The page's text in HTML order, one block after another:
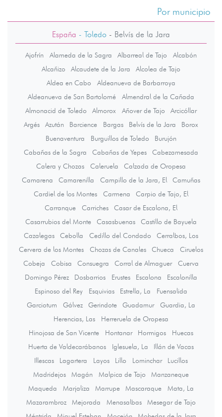
Por municipio
España - Toledo - Belvís de la Jara
Ajofrín Alameda de la Sagra Albarreal de Tajo
Alcabón
Alcañizo
Alcaudete de la Jara
Alcolea de Tajo
Aldea en Cabo
Aldeanueva de Barbarroya
Aldeanueva de San Bartolomé
Almendral de la Cañada
Almonacid de Toledo
Almorox Añover de Tajo
Arcicóllar
Argés
Azután Barcience Bargas Belvís de la Jara
Borox
Buenaventura
Burguillos de Toledo
Burujón
Cabañas de la Sagra
Cabañas de Yepes
Cabezamesada
Calera y Chozas
Caleruela
Calzada de Oropesa
Camarena
Camarenilla Campillo de la Jara, El
Camuñas
Cardiel de los Montes
Carmena
Carpio de Tajo, El
Carranque
Carriches
Casar de Escalona, El
Casarrubios del Monte
Casasbuenas
Castillo de Bayuela
Cazalegas
Cebolla Cedillo del Condado
Cerralbos, Los
Cervera de los Montes
Chozas de Canales Chueca
Ciruelos
Cobeja
Cobisa Consuegra Corral de Almaguer
Cuerva
Domingo Pérez
Dosbarrios Erustes Escalona
Escalonilla
Espinoso del Rey
Esquivias Estrella, La
Fuensalida
Garciotum
Gálvez Gerindote Guadamur
Guardia, La
Herencias, Las
Herreruela de Oropesa
Hinojosa de San Vicente
Hontanar Hormigos
Huecas
Huerta de Valdecarábanos
Iglesuela, La
Illán de Vacas
Illescas
Lagartera Layos Lillo Lominchar
Lucillos
Madridejos
Magán Malpica de Tajo
Manzaneque
Maqueda
Marjaliza Marrupe Mascaraque
Mata, La
Mazarambroz
Mejorada Menasalbas
Mesegar de Tajo